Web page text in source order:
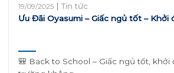
19/09/2025 |Tin tức
Ưu Đãi Oyasumi – Giấc ngủ tốt – Khởi
🎒 Back to School – Giấc ngủ tốt, khởi